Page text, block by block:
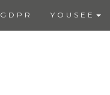
GDPR YOUSEE